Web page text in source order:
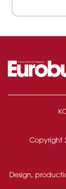
Copyright
Design,